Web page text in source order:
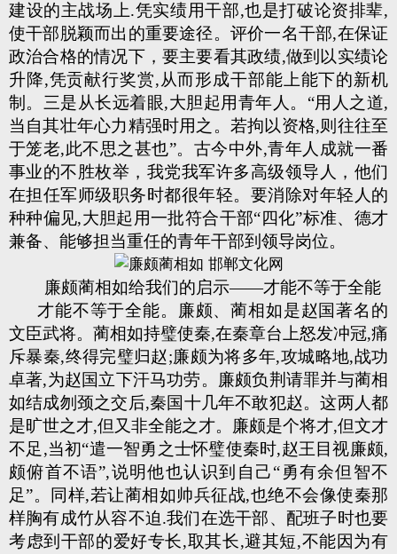
建设的主战场上.凭实绩用干部,也是打破论资排辈,
使干部脱颖而出的重要途径。评价一名干部,在保证
政治合格的情况下，要主要看其政绩,做到以实绩论
升降,凭贡献行奖赏,从而形成干部能上能下的新机
制。三是从长远着眼,大胆起用青年人。“用人之道,
当自其壮年心力精强时用之。若拘以资格,则往往至
于笼老,此不思之甚也”。古今中外,青年人成就一番
事业的不胜枚举，我党我军许多高级领导人，他们
在担任军师级职务时都很年轻。要消除对年轻人的
种种偏见,大胆起用一批符合干部“四化”标准、德才
兼备、能够担当重任的青年干部到领导岗位。
廉颇蔺相如给我们的启示——才能不等于全能
才能不等于全能。廉颇、蔺相如是赵国著名的
文臣武将。蔺相如持璧使秦,在秦章台上怒发冲冠,痛
斥暴秦,终得完璧归赵;廉颇为将多年,攻城略地,战功
卓著,为赵国立下汗马功劳。廉颇负荆请罪并与蔺相
如结成刎颈之交后,秦国十几年不敢犯赵。这两人都
是旷世之才,但又非全能之才。廉颇是个将才,但文才
不足,当初“遣一智勇之士怀璧使秦时,赵王目视廉颇,
颇俯首不语”,说明他也认识到自己“勇有余但智不
足”。同样,若让蔺相如帅兵征战,也绝不会像使秦那
样胸有成竹从容不迫.我们在选干部、配班子时也要
考虑到干部的爱好专长,取其长,避其短,不能因为有